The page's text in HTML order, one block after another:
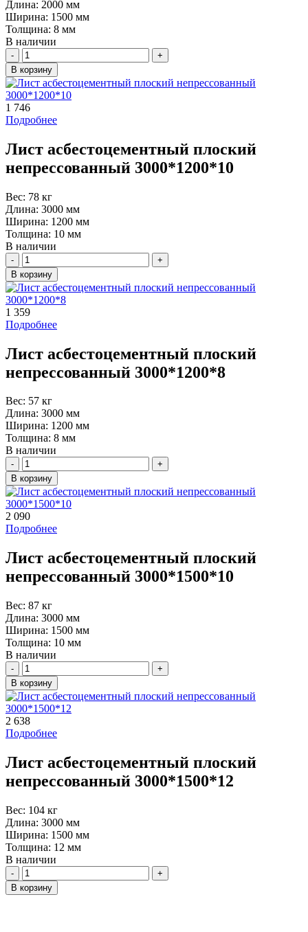
Длина: 2000 мм
Ширина: 1500 мм
Толщина: 8 мм
В наличии
Количество
В корзину
1 746
Подробнее
Лист асбестоцементный плоский
непрессованный 3000*1200*10
Вес: 78 кг
Длина: 3000 мм
Ширина: 1200 мм
Толщина: 10 мм
В наличии
Количество
В корзину
1 359
Подробнее
Лист асбестоцементный плоский
непрессованный 3000*1200*8
Вес: 57 кг
Длина: 3000 мм
Ширина: 1200 мм
Толщина: 8 мм
В наличии
Количество
В корзину
2 090
Подробнее
Лист асбестоцементный плоский
непрессованный 3000*1500*10
Вес: 87 кг
Длина: 3000 мм
Ширина: 1500 мм
Толщина: 10 мм
В наличии
Количество
В корзину
2 638
Подробнее
Лист асбестоцементный плоский
непрессованный 3000*1500*12
Вес: 104 кг
Длина: 3000 мм
Ширина: 1500 мм
Толщина: 12 мм
В наличии
Количество
В корзину